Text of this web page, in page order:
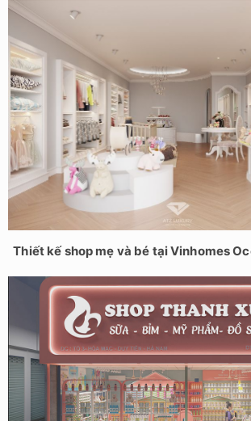
Thiết kế shop mẹ và bé tại Vinhomes